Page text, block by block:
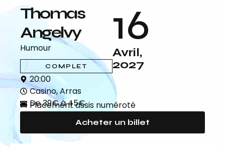
Thomas
Angelvy
Humour
COMPLET
16
Avril,
2027
20:00
Casino, Arras
De 39€ à 45€
Placement assis numéroté
Acheter un billet